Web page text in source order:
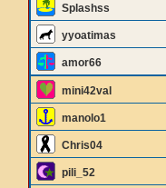
Splashss
yyoatimas
amor66
mini42val
manolo1
Chris04
pili_52